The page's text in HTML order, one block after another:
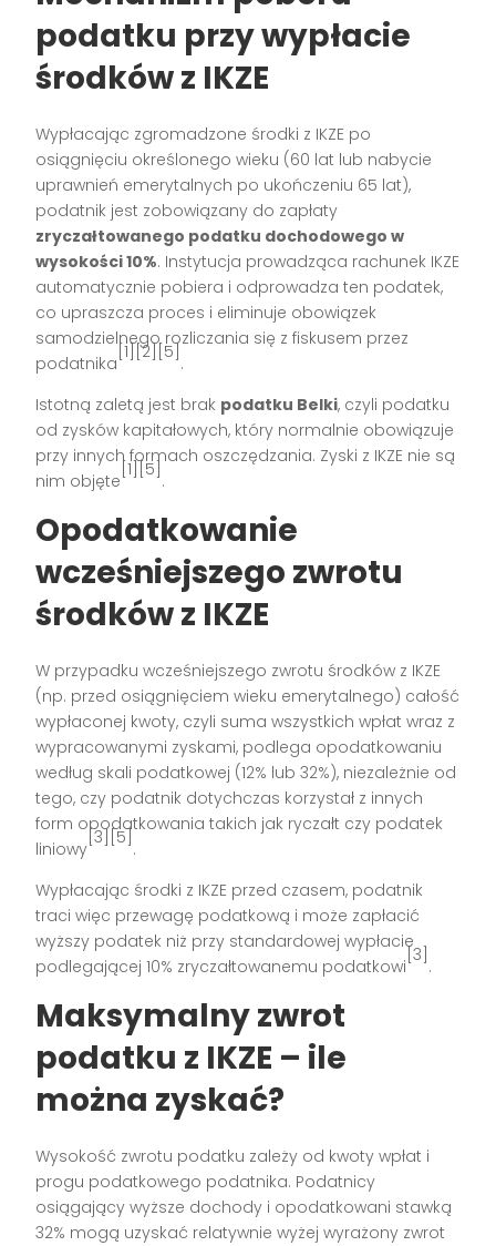
podatku przy wypłacie
środków z IKZE
Wypłacając zgromadzone środki z IKZE po
osiągnięciu określonego wieku (60 lat lub nabycie
uprawnień emerytalnych po ukończeniu 65 lat),
podatnik jest zobowiązany do zapłaty
zryczałtowanego podatku dochodowego w
wysokości 10%. Instytucja prowadząca rachunek IKZE
automatycznie pobiera i odprowadza ten podatek,
co upraszcza proces i eliminuje obowiązek
samodzielnego rozliczania się z fiskusem przez
podatnika
[1][2][5]
.
Istotną zaletą jest brak podatku Belki, czyli podatku
od zysków kapitałowych, który normalnie obowiązuje
przy innych formach oszczędzania. Zyski z IKZE nie są
nim objęte
[1][5]
.
Opodatkowanie
wcześniejszego zwrotu
środków z IKZE
W przypadku wcześniejszego zwrotu środków z IKZE
(np. przed osiągnięciem wieku emerytalnego) całość
wypłaconej kwoty, czyli suma wszystkich wpłat wraz z
wypracowanymi zyskami, podlega opodatkowaniu
według skali podatkowej (12% lub 32%), niezależnie od
tego, czy podatnik dotychczas korzystał z innych
form opodatkowania takich jak ryczałt czy podatek
liniowy
[3][5]
.
Wypłacając środki z IKZE przed czasem, podatnik
traci więc przewagę podatkową i może zapłacić
wyższy podatek niż przy standardowej wypłacie
podlegającej 10% zryczałtowanemu podatkowi
[3]
.
Maksymalny zwrot
podatku z IKZE – ile
można zyskać?
Wysokość zwrotu podatku zależy od kwoty wpłat i
progu podatkowego podatnika. Podatnicy
osiągający wyższe dochody i opodatkowani stawką
32% mogą uzyskać relatywnie wyżej wyrażony zwrot